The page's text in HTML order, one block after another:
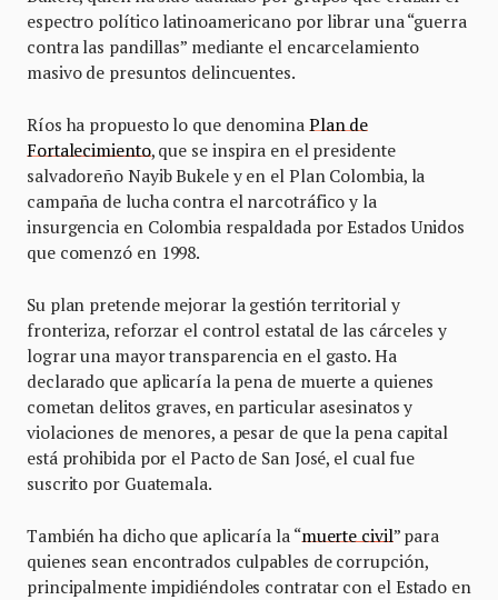
espectro político latinoamericano por librar una “guerra
contra las pandillas” mediante el encarcelamiento
masivo de presuntos delincuentes.
Ríos ha propuesto lo que denomina Plan de
Fortalecimiento, que se inspira en el presidente
salvadoreño Nayib Bukele y en el Plan Colombia, la
campaña de lucha contra el narcotráfico y la
insurgencia en Colombia respaldada por Estados Unidos
que comenzó en 1998.
Su plan pretende mejorar la gestión territorial y
fronteriza, reforzar el control estatal de las cárceles y
lograr una mayor transparencia en el gasto. Ha
declarado que aplicaría la pena de muerte a quienes
cometan delitos graves, en particular asesinatos y
violaciones de menores, a pesar de que la pena capital
está prohibida por el Pacto de San José, el cual fue
suscrito por Guatemala.
También ha dicho que aplicaría la “muerte civil” para
quienes sean encontrados culpables de corrupción,
principalmente impidiéndoles contratar con el Estado en